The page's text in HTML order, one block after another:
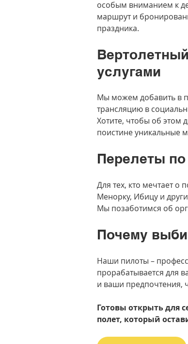
особым вниманием к
маршрут и
праздника.
услугами
Мы можем добавить в
трансляцию в
Хотите, чтобы об этом
поистине уникальные
Перелеты
Для тех, кто мечтает о
Менорку, Ибицу и
Мы позаботимся об
Почему
Наши пилоты –
прорабатывается для
и ваши предпочтения,
Готовы открыть для
полет, который